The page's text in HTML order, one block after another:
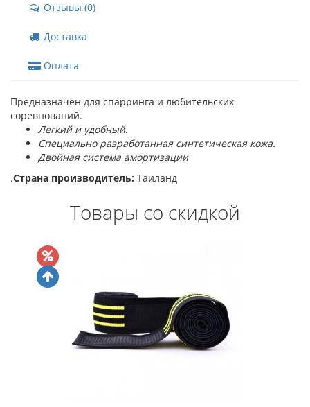
Отзывы (0)
Доставка
Оплата
Предназначен для спарринга и любительских
соревнований.
Легкий и удобный.
Специально разработанная синтетическая кожа.
Двойная система амортизации
.Страна производитель: Таиланд
Товары со скидкой